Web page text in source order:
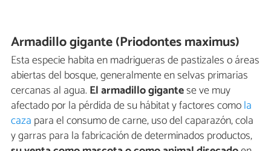
Armadillo gigante (Priodontes maximus)
Esta especie habita en madrigueras de pastizales o áreas
abiertas del bosque, generalmente en selvas primarias
cercanas al agua. El armadillo gigantese ve muy
afectado por la pérdida de su hábitat y factores comola
caza para el consumo de carne, uso del caparazón, cola
y garras para la fabricación de determinados productos,